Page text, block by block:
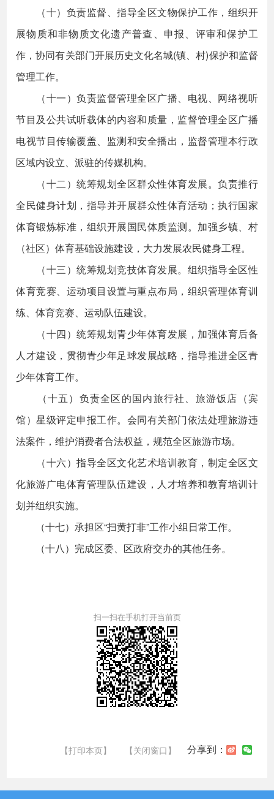
（十）负责监督、指导全区文物保护工作，组织开
展物质和非物质文化遗产普查、申报、评审和保护工
作，协同有关部门开展历史文化名城(镇、村)保护和监督
管理工作。
（十一）负责监督管理全区广播、电视、网络视听
节目及公共试听载体的内容和质量，监督管理全区广播
电视节目传输覆盖、监测和安全播出，监督管理本行政
区域内设立、派驻的传媒机构。
（十二）统筹规划全区群众性体育发展。负责推行
全民健身计划，指导并开展群众性体育活动；执行国家
体育锻炼标准，组织开展国民体质监测。加强乡镇、村
（社区）体育基础设施建设，大力发展农民健身工程。
（十三）统筹规划竞技体育发展。组织指导全区性
体育竞赛、运动项目设置与重点布局，组织管理体育训
练、体育竞赛、运动队伍建设。
（十四）统筹规划青少年体育发展，加强体育后备
人才建设，贯彻青少年足球发展战略，指导推进全区青
少年体育工作。
（十五）负责全区的国内旅行社、旅游饭店（宾
馆）星级评定申报工作。会同有关部门依法处理旅游违
法案件，维护消费者合法权益，规范全区旅游市场。
（十六）指导全区文化艺术培训教育，制定全区文
化旅游广电体育管理队伍建设，人才培养和教育培训计
划并组织实施。
（十七）承担区“扫黄打非”工作小组日常工作。
（十八）完成区委、区政府交办的其他任务。
扫一扫在手机打开当前页
【打印本页】 【关闭窗口】 分享到：